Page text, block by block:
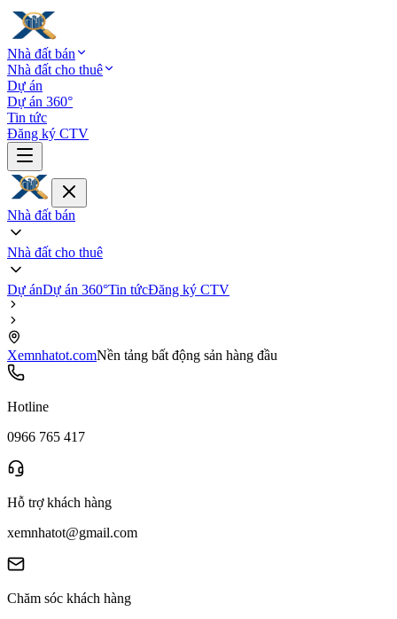
Nhà đất bán
Nhà đất cho thuê
Dự án
Dự án 360°
Tin tức
Đăng ký CTV
Nhà đất bán
Nhà đất cho thuê
Dự ánDự án 360°Tin tứcĐăng ký CTV
Xemnhatot.comNền tảng bất động sản hàng đầu
Hotline
0966 765 417
Hỗ trợ khách hàng
xemnhatot@gmail.com
Chăm sóc khách hàng